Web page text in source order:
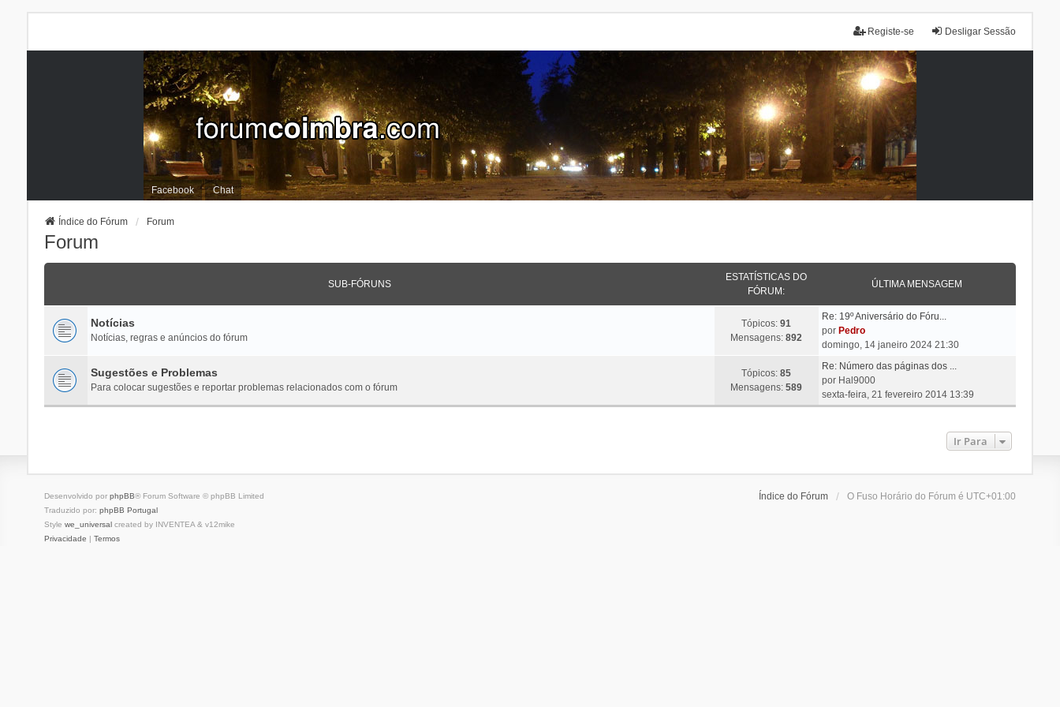
Desligar Sessão
Registe-se
Facebook Chat
Índice do Fórum Forum
Forum
SUB-FÓRUNS
ESTATÍSTICAS DO
FÓRUM:
ÚLTIMA MENSAGEM
Notícias
Notícias, regras e anúncios do fórum
Tópicos:91
Mensagens:892
Re: 19º Aniversário do Fóru...
por Pedro
domingo, 14 janeiro 2024 21:30
Sugestões e Problemas
Para colocar sugestões e reportar problemas relacionados com o fórum
Tópicos:85
Mensagens:589
Re: Número das páginas dos ...
por Hal9000
sexta-feira, 21 fevereiro 2014 13:39
Ir Para
Índice do Fórum O Fuso Horário do Fórum é UTC+01:00
Desenvolvido por phpBB® Forum Software © phpBB Limited
Traduzido por: phpBB Portugal
Style we_universalcreated by INVENTEA & v12mike
Privacidade | Termos